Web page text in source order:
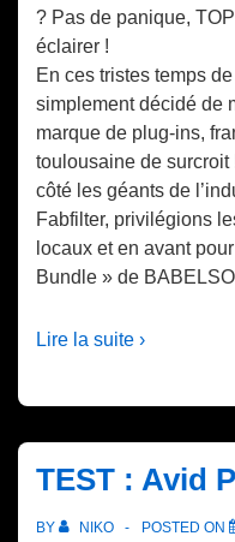
? Pas de panique,
éclairer !
En ces tristes temps
simplement décidé de
marque de plug-ins,
toulousaine de
côté les géants de
Fabfilter, privilégions
locaux et en avant
Bundle » de
Lire la suite ›
TEST : Avid
BY NIKO POSTED ON